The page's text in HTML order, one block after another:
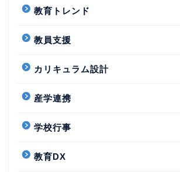
教育トレンド
教員支援
カリキュラム設計
産学連携
学校行事
教育DX